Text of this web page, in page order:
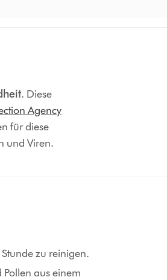
. Diese
Agency
für diese
und Viren.
zu reinigen.
aus einem